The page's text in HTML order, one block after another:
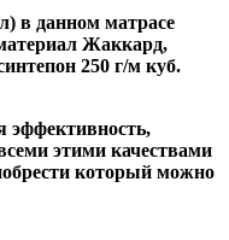
в данном матрасе
Жаккард,
250 г/м куб.
эффективность,
этими качествами
который можно